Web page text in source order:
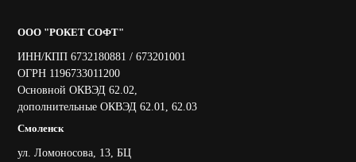
ООО "РОКЕТ СОФТ"
ИНН/КПП 6732180881 / 673201001
ОГРН 1196733011200
Основной ОКВЭД 62.02,
дополнительные ОКВЭД 62.01, 62.03
Смоленск
ул. Ломоносова, 13, БЦ